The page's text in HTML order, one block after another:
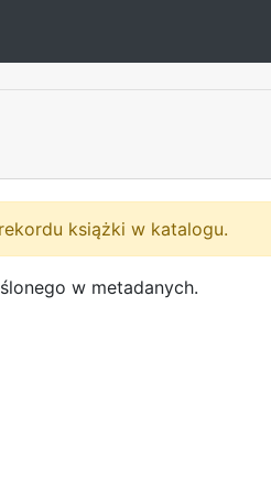
książki w katalogu.
w metadanych.